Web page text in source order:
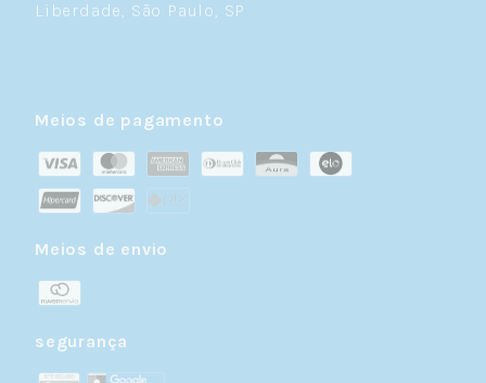
Liberdade, São Paulo, SP
Meios de pagamento
Meios de envio
segurança